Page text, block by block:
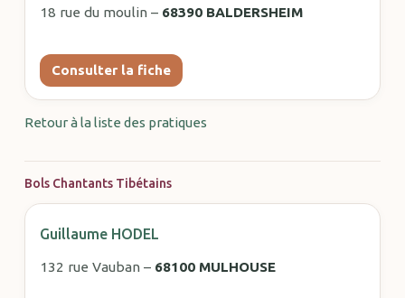
18 rue du moulin – 68390 BALDERSHEIM
Consulter la fiche
Retour à la liste des pratiques
Bols Chantants Tibétains
Guillaume HODEL
132 rue Vauban – 68100 MULHOUSE